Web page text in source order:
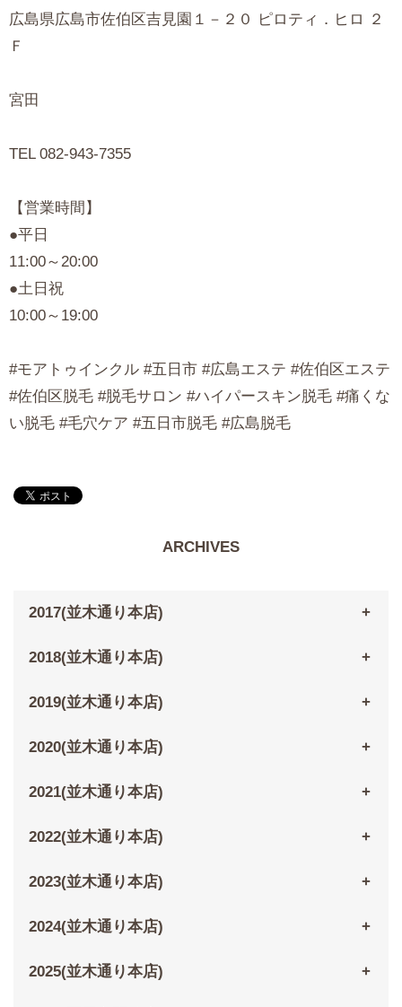
広島県広島市佐伯区吉見園１－２０ ピロティ．ヒロ ２
Ｆ
宮田
TEL 082-943-7355
【営業時間】
●平日
11:00～20:00
●土日祝
10:00～19:00
#モアトゥインクル #五日市 #広島エステ #佐伯区エステ
#佐伯区脱毛 #脱毛サロン #ハイパースキン脱毛 #痛くな
い脱毛 #毛穴ケア #五日市脱毛 #広島脱毛
ARCHIVES
2017(並木通り本店)
2018(並木通り本店)
2019(並木通り本店)
2020(並木通り本店)
2021(並木通り本店)
2022(並木通り本店)
2023(並木通り本店)
2024(並木通り本店)
2025(並木通り本店)